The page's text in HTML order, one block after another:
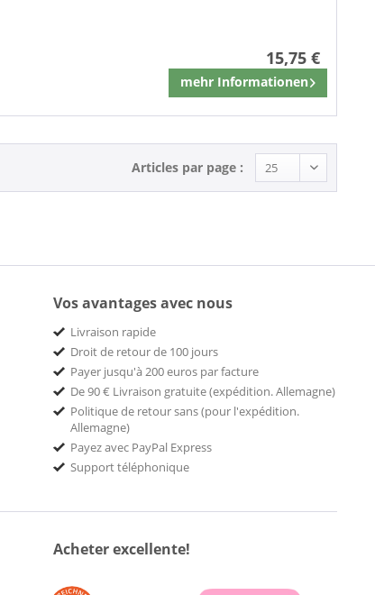
15,75 €
mehr Informationen
Mémoriser
Articles par page :
Vos avantages avec nous
Livraison rapide
Droit de retour de 100 jours
Payer jusqu'à 200 euros par facture
De 90 € Livraison gratuite (expédition. Allemagne)
Politique de retour sans (pour l'expédition.
Allemagne)
Payez avec PayPal Express
Support téléphonique
Acheter excellente!